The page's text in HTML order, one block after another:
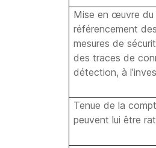
Mise en œuvre du
référencement
mesures de
des traces de
détection, à
Tenue de la
peuvent lui être